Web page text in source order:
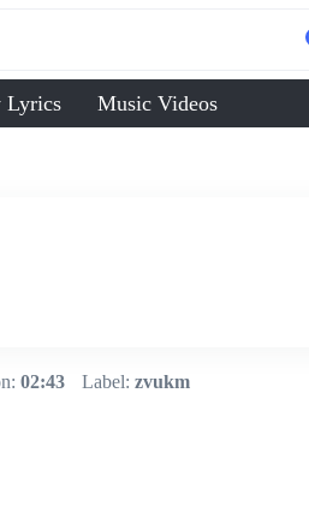
Lyrics Music Videos
02:43 Label: zvukm